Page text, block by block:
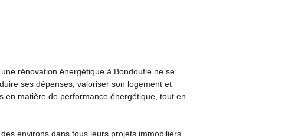
rénovation énergétique à Bondoufle ne se
ses dépenses, valoriser son logement et
en matière de performance énergétique, tout en
environs dans tous leurs projets immobiliers.